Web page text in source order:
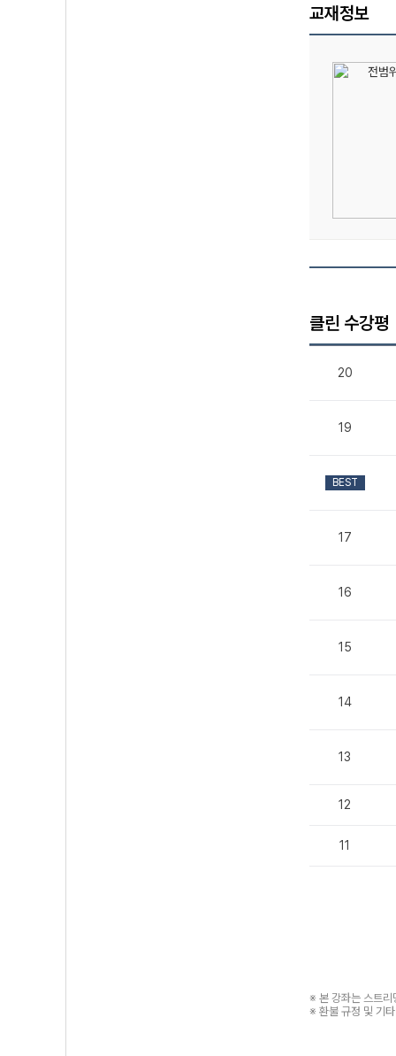
교재정보
클린 수강평
20
19
BEST
17
16
15
14
13
12
11
※ 본 강좌는 스트리
※ 환불 규정 및 기